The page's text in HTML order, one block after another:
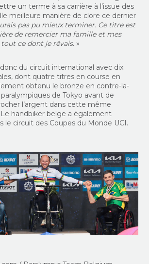
un terme à sa carrière à l’issue des
meilleure manière de clore ce dernier
pas pu mieux terminer. Ce titre est
de remercier ma famille et mes
tout ce dont je rêvais. »
du circuit international avec dix
dont quatre titres en course en
obtenu le bronze en contre-la-
de Tokyo avant de
l’argent dans cette même
Le handbiker belge a également
le circuit des Coupes du Monde UCI.